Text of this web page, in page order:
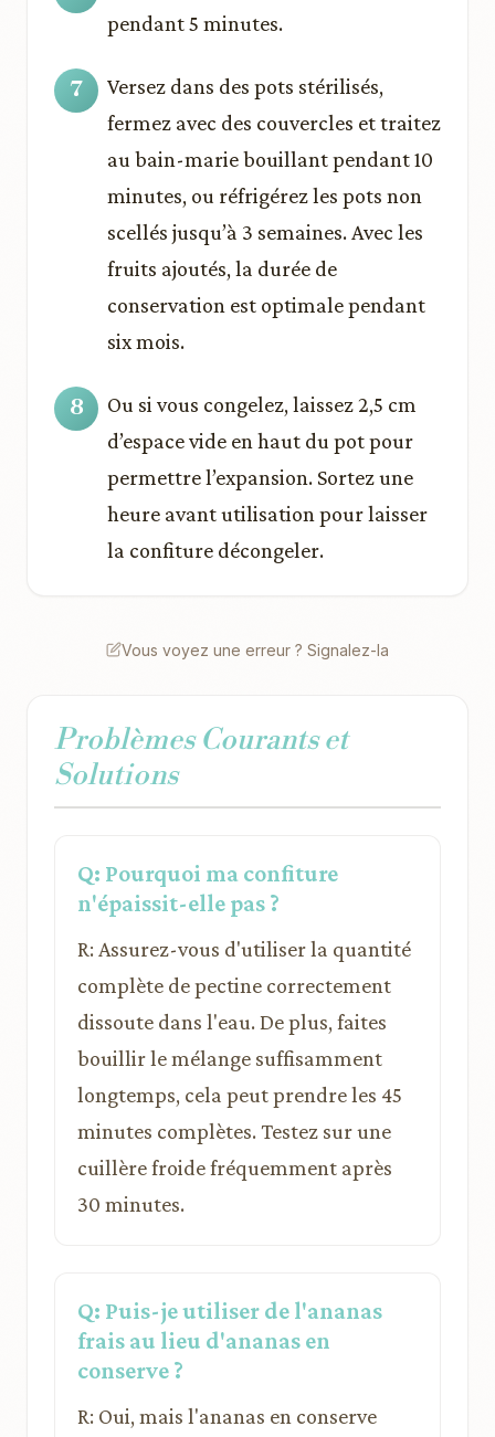
pendant 5 minutes.
Versez dans des pots stérilisés,
fermez avec des couvercles et traitez
au bain-marie bouillant pendant 10
minutes, ou réfrigérez les pots non
scellés jusqu’à 3 semaines. Avec les
fruits ajoutés, la durée de
conservation est optimale pendant
six mois.
Ou si vous congelez, laissez 2,5 cm
d’espace vide en haut du pot pour
permettre l’expansion. Sortez une
heure avant utilisation pour laisser
la confiture décongeler.
Vous voyez une erreur ? Signalez-la
Problèmes Courants et
Solutions
Q: Pourquoi ma confiture
n'épaissit-elle pas ?
R: Assurez-vous d'utiliser la quantité
complète de pectine correctement
dissoute dans l'eau. De plus, faites
bouillir le mélange suffisamment
longtemps, cela peut prendre les 45
minutes complètes. Testez sur une
cuillère froide fréquemment après
30 minutes.
Q: Puis-je utiliser de l'ananas
frais au lieu d'ananas en
conserve ?
R: Oui, mais l'ananas en conserve